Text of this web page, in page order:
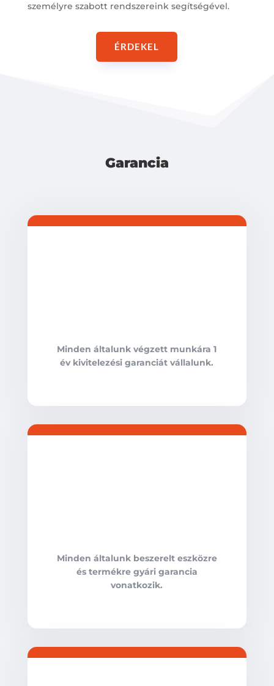
személyre szabott rendszereink segítségével.
ÉRDEKEL
Garancia
Minden általunk végzett munkára 1
év kivitelezési garanciát vállalunk.
Minden általunk beszerelt eszközre
és termékre gyári garancia
vonatkozik.